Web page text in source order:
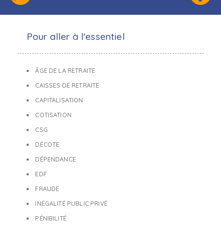
Pour aller à l'essentiel
ÂGE DE LA RETRAITE
CAISSES DE RETRAITE
CAPITALISATION
COTISATION
CSG
DÉCOTE
DÉPENDANCE
EDF
FRAUDE
INÉGALITÉ PUBLIC PRIVÉ
PÉNIBILITÉ